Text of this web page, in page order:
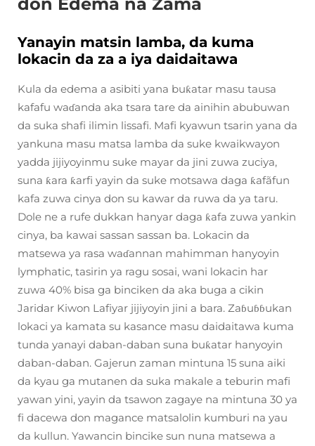
Yanayin matsin lamba, da kuma
lokacin da za a iya daidaitawa
Kula da edema a asibiti yana buƙatar masu tausa
kafafu waɗanda aka tsara tare da ainihin abubuwan
da suka shafi ilimin lissafi. Mafi kyawun tsarin yana da
yankuna masu matsa lamba da suke kwaikwayon
yadda jijiyoyinmu suke mayar da jini zuwa zuciya,
suna ƙara ƙarfi yayin da suke motsawa daga ƙafãfun
kafa zuwa cinya don su kawar da ruwa da ya taru.
Dole ne a rufe dukkan hanyar daga ƙafa zuwa yankin
cinya, ba kawai sassan sassan ba. Lokacin da
matsewa ya rasa waɗannan mahimman hanyoyin
lymphatic, tasirin ya ragu sosai, wani lokacin har
zuwa 40% bisa ga binciken da aka buga a cikin
Jaridar Kiwon Lafiyar jijiyoyin jini a bara. Zaɓuɓɓukan
lokaci ya kamata su kasance masu daidaitawa kuma
tunda yanayi daban-daban suna buƙatar hanyoyin
daban-daban. Gajerun zaman mintuna 15 suna aiki
da kyau ga mutanen da suka makale a teburin mafi
yawan yini, yayin da tsawon zagaye na mintuna 30 ya
fi dacewa don magance matsalolin kumburi na yau
da kullun. Yawancin bincike sun nuna matsewa a